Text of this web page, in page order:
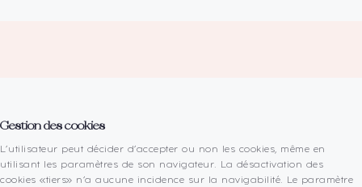
Gestion des cookies
L’utilisateur peut décider d’accepter ou non les cookies, même en
utilisant les paramètres de son navigateur. La désactivation des
cookies «tiers» n’a aucune incidence sur la navigabilité. Le paramètre